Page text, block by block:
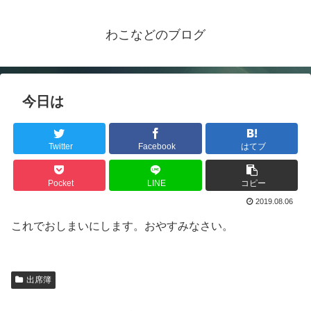
わこなどのブログ
今日は
Twitter Facebook はてブ
Pocket LINE コピー
2019.08.06
これでおしまいにします。おやすみなさい。
出席簿